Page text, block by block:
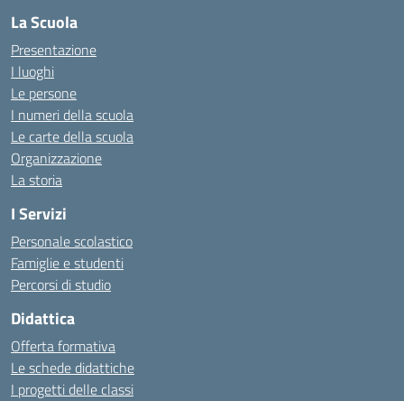
La Scuola
Presentazione
I luoghi
Le persone
I numeri della scuola
Le carte della scuola
Organizzazione
La storia
I Servizi
Personale scolastico
Famiglie e studenti
Percorsi di studio
Didattica
Offerta formativa
Le schede didattiche
I progetti delle classi